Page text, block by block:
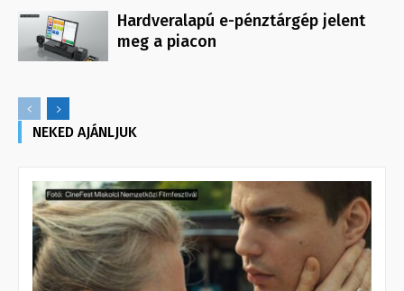
Hardveralapú e-pénztárgép jelent
meg a piacon
NEKED AJÁNLJUK